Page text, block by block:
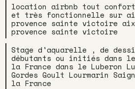
location airbnb tout
et très fonctionnelle sur
provence sainte victoire
provence sainte victoire
Stage d'aquarelle , de
débutants ou initiés dans le
la France dans le Luberon
Gordes Goult Lourmarin
la France